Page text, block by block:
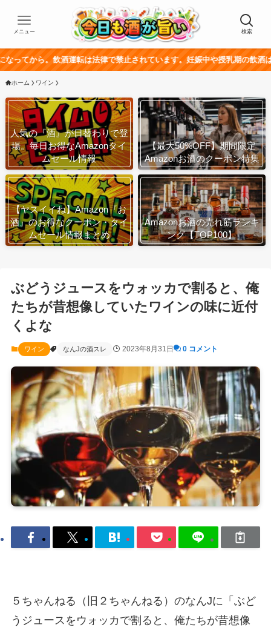
検索
メニュー
酒運転は法律で禁止されています。妊娠中や授乳期の飲酒は、胎児・乳
ホーム ワイン
人気の『酒』が日替わりで登
場。毎日お得なAmazonタイ
ムセール情報
【最大50%OFF】期間限定
Amazonお酒のクーポン特集
【ヤスイイね】Amazon『お
酒』のお得なクーポン・タイ
ムセール情報まとめ
Amazonお酒の売れ筋ランキ
ング【TOP100】
ぶどうジュースをウォッカで割ると、俺
たちが昔想像していたワインの味に近付
くよな
ワイン なんJの酒スレ 2023年8月31日 0 コメント
５ちゃんねる（旧２ちゃんねる）のなんJに「ぶど
うジュースをウォッカで割ると、俺たちが昔想像